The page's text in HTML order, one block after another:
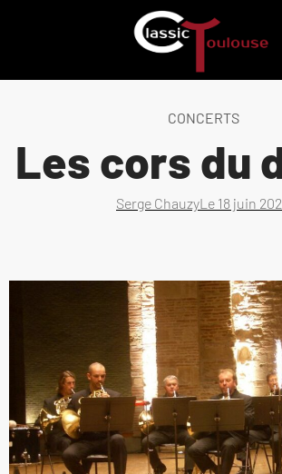
CONCERTS
Les cors du
Serge ChauzyLe 18 juin